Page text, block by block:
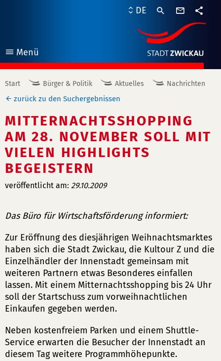
Menü
öffnen
DE
Start Bürger & Politik Aktuelles Nachrichten
zurück zu den Suchergebnissen
MITTERNACHTSSHOPPING
AM 28. NOVEMBER SOLL MIT
VIELEN HIGHLIGHTS
BEGEISTERN
veröffentlicht am: 29.10.2009
Das Büro für Wirtschaftsförderung informiert:
Zur Eröffnung des diesjährigen Weihnachtsmarktes
haben sich die Stadt Zwickau, die Kultour Z und die
Einzelhändler der Innenstadt gemeinsam mit
weiteren Partnern etwas Besonderes einfallen
lassen. Mit einem Mitternachtsshopping bis 24 Uhr
soll der Startschuss zum vorweihnachtlichen
Einkaufen gegeben werden.
Neben kostenfreiem Parken und einem Shuttle-
Service erwarten die Besucher der Innenstadt an
diesem Tag weitere Programmhöhepunkte.